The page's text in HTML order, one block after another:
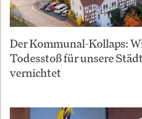
Der Kommunal-Kollaps:
Todesstoß für unsere
vernichtet